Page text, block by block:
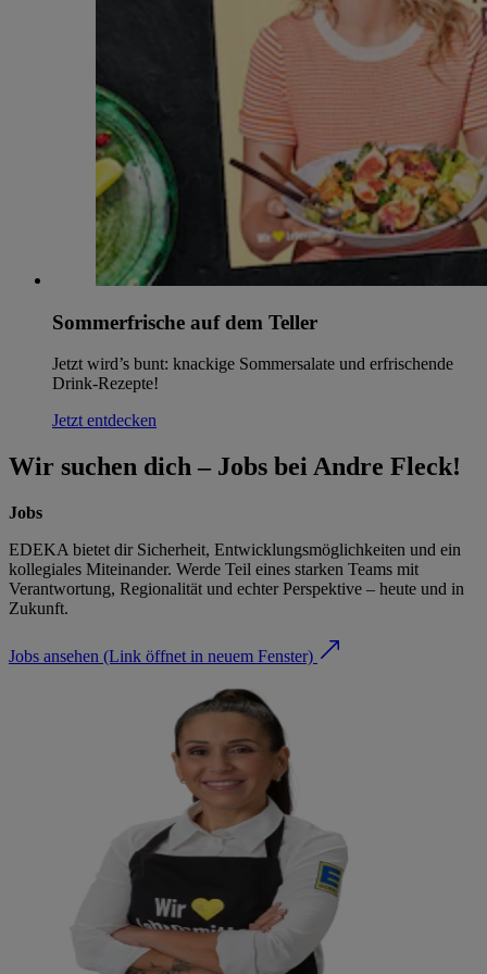
Sommerfrische auf dem Teller
Jetzt wird’s bunt: knackige Sommersalate und erfrischende
Drink-Rezepte!
Jetzt entdecken
Wir suchen dich – Jobs bei Andre Fleck!
Jobs
EDEKA bietet dir Sicherheit, Entwicklungsmöglichkeiten und ein
kollegiales Miteinander. Werde Teil eines starken Teams mit
Verantwortung, Regionalität und echter Perspektive – heute und in
Zukunft.
Jobs ansehen (Link öffnet in neuem Fenster)